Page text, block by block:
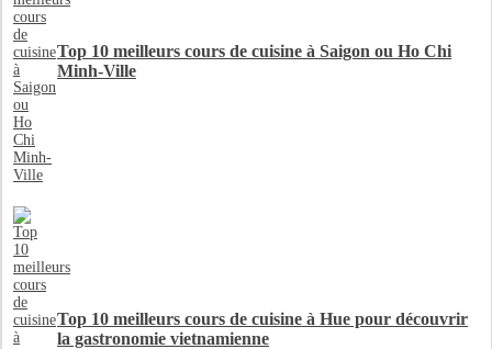
Top 10 meilleurs cours de cuisine à Saigon ou Ho Chi
Minh-Ville
Top 10 meilleurs cours de cuisine à Hue pour découvrir
la gastronomie vietnamienne